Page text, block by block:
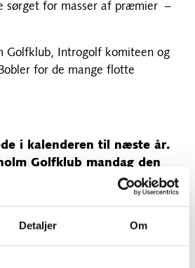
Detaljer Om
sørget for masser af præmier –
Golfklub, Introgolf komiteen og
for de mange flotte
i kalenderen til næste år.
Golfklub mandag den